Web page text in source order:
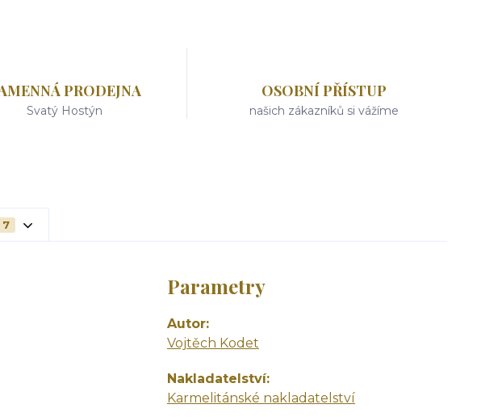
PRODEJNA
Svatý Hostýn
OSOBNÍ PŘÍSTUP
našich zákazníků si vážíme
7
Parametry
Autor
Vojtěch Kodet
Nakladatelství
Karmelitánské nakladatelství